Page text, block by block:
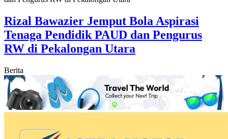
Rizal Bawazier Jemput Bola Aspirasi
Tenaga Pendidik PAUD dan Pengurus
RW di Pekalongan Utara
Berita